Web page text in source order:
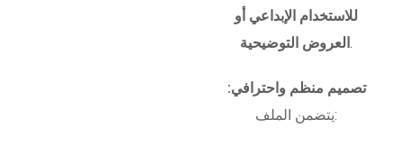
للاستخدام الإبداعي أو
العروض التوضيحية .
تصميم منظم واحترافي:
يتضمن الملف: